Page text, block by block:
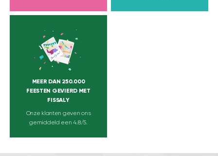
MEER DAN 250.000
FEESTEN GEVIERD MET
FISSALY
Onze klanten geven ons
gemiddeld een 4.8/5.